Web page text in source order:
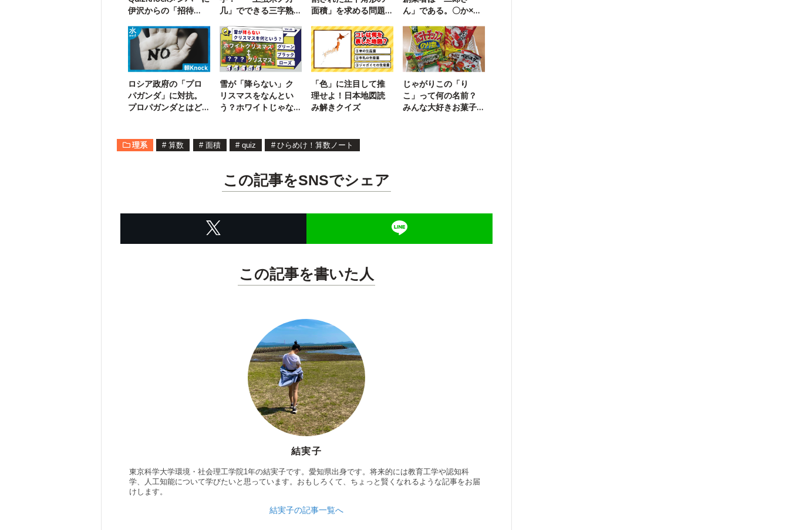
伊沢からの「招待
す
几」でできる三字熟
面積」を求める問題
ん」である。〇か×
ロシア政府の「プロ
パガンダ」に対抗。
プロパガンダとはど
雪が「降らない」ク
リスマスをなんとい
う？ホワイトじゃな
「色」に注目して推
理せよ！日本地図読
み解きクイズ
じゃがりこの「り
こ」って何の名前？
みんな大好きお菓子
理系 # 算数 # 面積 # quiz # ひらめけ！算数ノート
この記事をSNSでシェア
この記事を書いた人
結実子
東京科学大学環境・社会理工学院1年の結実子です。愛知県出身です。将来的には教育工学や認知科
学、人工知能について学びたいと思っています。おもしろくて、ちょっと賢くなれるような記事をお届
けします。
結実子の記事一覧へ